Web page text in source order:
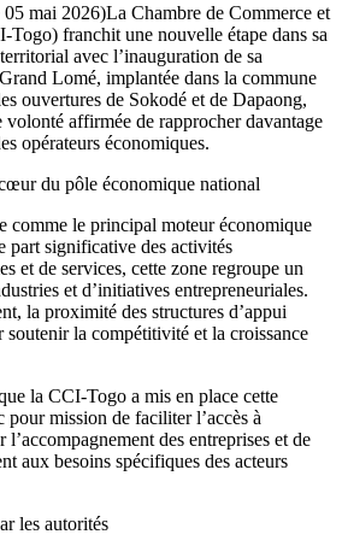
mai 2026)La Chambre de Commerce et
Togo) franchit une nouvelle étape dans sa
avec l’inauguration de sa
Lomé, implantée dans la commune
ouvertures de Sokodé et de Dapaong,
affirmée de rapprocher davantage
opérateurs économiques.
du pôle économique national
comme le principal moteur économique
part significative des activités
et de services, cette zone regroupe un
et d’initiatives entrepreneuriales.
la proximité des structures d’appui
la compétitivité et la croissance
la CCI-Togo a mis en place cette
mission de faciliter l’accès à
des entreprises et de
aux besoins spécifiques des acteurs
les autorités